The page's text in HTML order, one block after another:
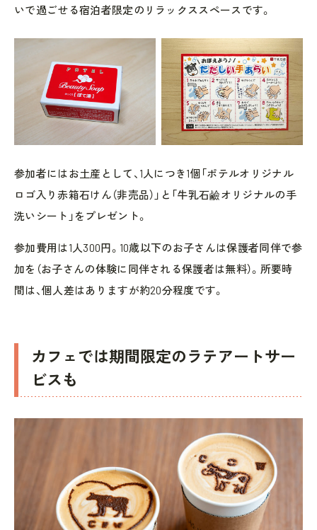
いで過ごせる宿泊者限定のリラックススペースです。
参加者にはお土産として、1人につき1個「ポテルオリジナル
ロゴ入り赤箱石けん（非売品）」と「牛乳石鹼オリジナルの手
洗いシート」をプレゼント。
参加費用は1人300円。10歳以下のお子さんは保護者同伴で参
加を（お子さんの体験に同伴される保護者は無料）。所要時
間は、個人差はありますが約20分程度です。
カフェでは期間限定のラテアートサー
ビスも